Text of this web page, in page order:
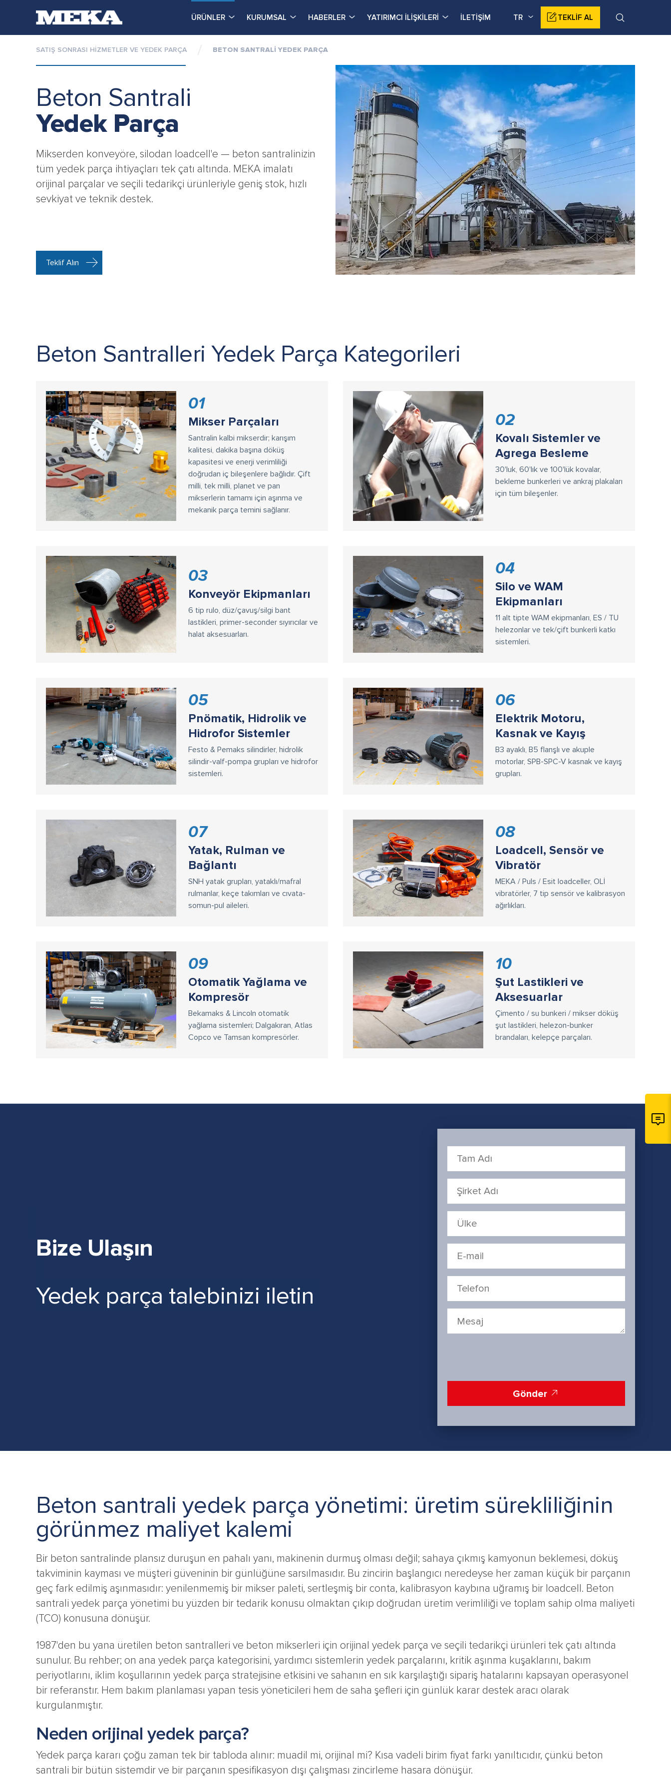
TEKLİF AL
TR
ÜRÜNLER KURUMSAL HABERLER YATIRIMCI İLİŞKİLERİ İLETİŞİM
SATIŞ SONRASI HİZMETLER VE YEDEK PARÇA BETON SANTRALİ YEDEK PARÇA
Beton Santrali
Yedek Parça
Mikserden konveyöre, silodan loadcell'e — beton santralinizin
tüm yedek parça ihtiyaçları tek çatı altında. MEKA imalatı
orijinal parçalar ve seçili tedarikçi ürünleriyle geniş stok, hızlı
sevkiyat ve teknik destek.
Teklif Alın
Beton Santralleri Yedek Parça Kategorileri
01
Mikser Parçaları
Santralin kalbi mikserdir; karışım
kalitesi, dakika başına döküş
kapasitesi ve enerji verimliliği
doğrudan iç bileşenlere bağlıdır. Çift
milli, tek milli, planet ve pan
mikserlerin tamamı için aşınma ve
mekanik parça temini sağlanır.
02
Kovalı Sistemler ve
Agrega Besleme
30'luk, 60'lık ve 100'lük kovalar,
bekleme bunkerleri ve ankraj plakaları
için tüm bileşenler.
03
Konveyör Ekipmanları
6 tip rulo, düz/çavuş/silgi bant
lastikleri, primer-seconder sıyırıcılar ve
halat aksesuarları.
04
Silo ve WAM
Ekipmanları
11 alt tipte WAM ekipmanları, ES / TU
helezonlar ve tek/çift bunkerli katkı
sistemleri.
05
Pnömatik, Hidrolik ve
Hidrofor Sistemler
Festo & Pemaks silindirler, hidrolik
silindir-valf-pompa grupları ve hidrofor
sistemleri.
06
Elektrik Motoru,
Kasnak ve Kayış
B3 ayaklı, B5 flanşlı ve akuple
motorlar, SPB-SPC-V kasnak ve kayış
grupları.
07
Yatak, Rulman ve
Bağlantı
SNH yatak grupları, yataklı/mafral
rulmanlar, keçe takımları ve cıvata-
somun-pul aileleri.
08
Loadcell, Sensör ve
Vibratör
MEKA / Puls / Esit loadceller, OLİ
vibratörler, 7 tip sensör ve kalibrasyon
ağırlıkları.
09
Otomatik Yağlama ve
Kompresör
Bekamaks & Lincoln otomatik
yağlama sistemleri; Dalgakıran, Atlas
Copco ve Tamsan kompresörler.
10
Şut Lastikleri ve
Aksesuarlar
Çimento / su bunkeri / mikser döküş
şut lastikleri, helezon-bunker
brandaları, kelepçe parçaları.
Bize Ulaşın
Yedek parça talebinizi iletin
Gönder
Beton santrali yedek parça yönetimi: üretim sürekliliğinin
görünmez maliyet kalemi
Bir beton santralinde plansız duruşun en pahalı yanı, makinenin durmuş olması değil; sahaya çıkmış kamyonun beklemesi, döküş
takviminin kayması ve müşteri güveninin bir günlüğüne sarsılmasıdır. Bu zincirin başlangıcı neredeyse her zaman küçük bir parçanın
geç fark edilmiş aşınmasıdır: yenilenmemiş bir mikser paleti, sertleşmiş bir conta, kalibrasyon kaybına uğramış bir loadcell. Beton
santrali yedek parça yönetimi bu yüzden bir tedarik konusu olmaktan çıkıp doğrudan üretim verimliliği ve toplam sahip olma maliyeti
(TCO) konusuna dönüşür.
1987'den bu yana üretilen beton santralleri ve beton mikserleri için orijinal yedek parça ve seçili tedarikçi ürünleri tek çatı altında
sunulur. Bu rehber; on ana yedek parça kategorisini, yardımcı sistemlerin yedek parçalarını, kritik aşınma kuşaklarını, bakım
periyotlarını, iklim koşullarının yedek parça stratejisine etkisini ve sahanın en sık karşılaştığı sipariş hatalarını kapsayan operasyonel
bir referanstır. Hem bakım planlaması yapan tesis yöneticileri hem de saha şefleri için günlük karar destek aracı olarak
kurgulanmıştır.
Neden orijinal yedek parça?
Yedek parça kararı çoğu zaman tek bir tabloda alınır: muadil mi, orijinal mi? Kısa vadeli birim fiyat farkı yanıltıcıdır, çünkü beton
santrali bir bütün sistemdir ve bir parçanın spesifikasyon dışı çalışması zincirleme hasara dönüşür.